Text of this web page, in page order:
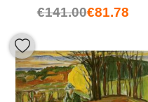
€141.00€81.78